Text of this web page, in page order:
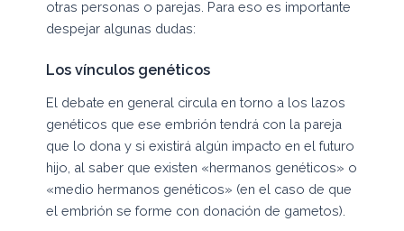
otras personas o parejas. Para eso es importante
despejar algunas dudas:
Los vínculos genéticos
El debate en general circula en torno a los lazos
genéticos que ese embrión tendrá con la pareja
que lo dona y si existirá algún impacto en el futuro
hijo, al saber que existen «hermanos genéticos» o
«medio hermanos genéticos» (en el caso de que
el embrión se forme con donación de gametos).